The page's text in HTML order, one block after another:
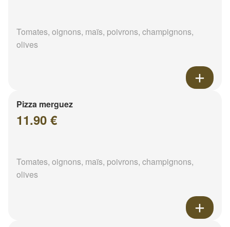
Tomates, oignons, maïs, poivrons, champignons,
olives
Pizza merguez
11.90 €
Tomates, oignons, maïs, poivrons, champignons,
olives